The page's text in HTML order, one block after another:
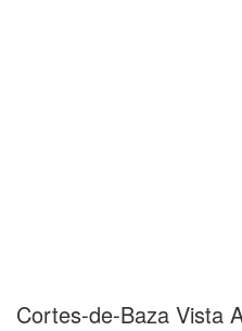
Cortes-de-Baza Vista